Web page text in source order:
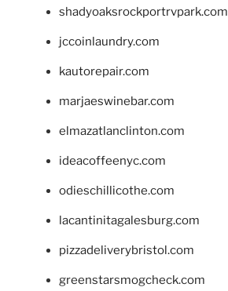
shadyoaksrockportrvpark.com
jccoinlaundry.com
kautorepair.com
marjaeswinebar.com
elmazatlanclinton.com
ideacoffeenyc.com
odieschillicothe.com
lacantinitagalesburg.com
pizzadeliverybristol.com
greenstarsmogcheck.com